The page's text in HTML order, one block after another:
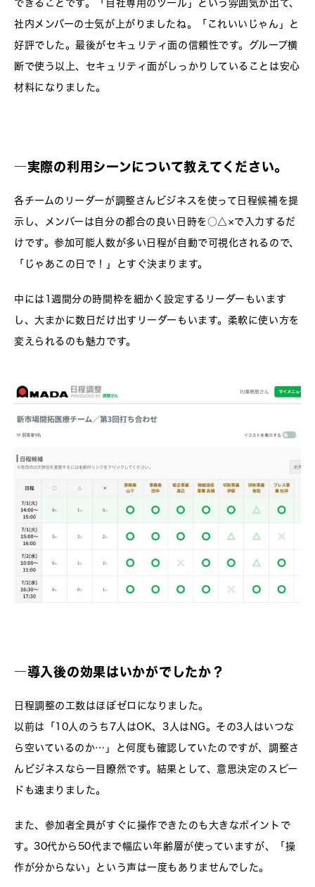
できることです。「自社専用のツール」という雰囲気が出て、
社内メンバーの士気が上がりましたね。「これいいじゃん」と
好評でした。最後がセキュリティ面の信頼性です。グループ横
断で使う以上、セキュリティ面がしっかりしていることは安心
材料になりました。
―実際の利用シーンについて教えてください。
各チームのリーダーが調整さんビジネスを使って日程候補を提
示し、メンバーは自分の都合の良い日時を○△×で入力するだ
けです。参加可能人数が多い日程が自動で可視化されるので、
「じゃあこの日で！」とすぐ決まります。
中には1週間分の時間枠を細かく設定するリーダーもいます
し、大まかに数日だけ出すリーダーもいます。柔軟に使い方を
変えられるのも魅力です。
―導入後の効果はいかがでしたか？
日程調整の工数はほぼゼロになりました。
以前は「10人のうち7人はOK、3人はNG。その3人はいつな
ら空いているのか…」と何度も確認していたのですが、調整さ
んビジネスなら一目瞭然です。結果として、意思決定のスピー
ドも速まりました。
また、参加者全員がすぐに操作できたのも大きなポイントで
す。30代から50代まで幅広い年齢層が使っていますが、「操
作が分からない」という声は一度もありませんでした。